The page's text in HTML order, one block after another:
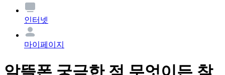
인터넷
마이페이지